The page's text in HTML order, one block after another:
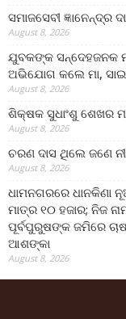
ସମାଜସେବୀ ଜ୍ଞାନେନ୍ଦ୍ର
August 8, 2026
ଯୁବକଙ୍କ ସନ୍ଦେହଜନକ
ଅଭିଯୋଗ କଲେ ମା,
August 8, 2026
ଶିକ୍ଷକ ସୁଧାଂଶୁ ଶେଖର
August 8, 2026
ଚରଣ ଦାସ ଥିଲେ ଜଣେ
August 8, 2026
ଧାମନଗରରେ ଧାନକିଣା
ମାତ୍ର ୧୦ ହଜାର; ନିଜ
ପୂର୍ବପୁରୁଷଙ୍କ ଜମିରେ ଚାଷ
ଆଶଙ୍କା
August 8, 2026